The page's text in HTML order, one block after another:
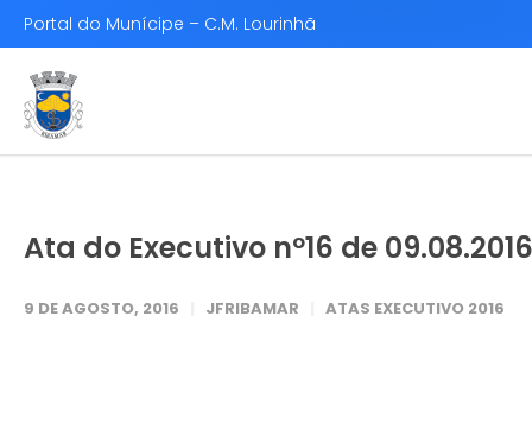
Portal do Munícipe – C.M. Lourinhã
Ata do Executivo nº16 de 09.08.2016
9 DE AGOSTO, 2016 JFRIBAMAR ATAS EXECUTIVO 2016